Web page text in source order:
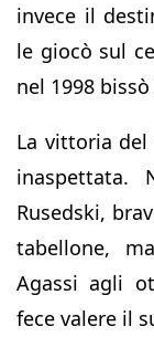
invece il
le giocò sul
nel 1998
La vittoria
Rusedski,
tabellone,
Agassi agli
fece valere il